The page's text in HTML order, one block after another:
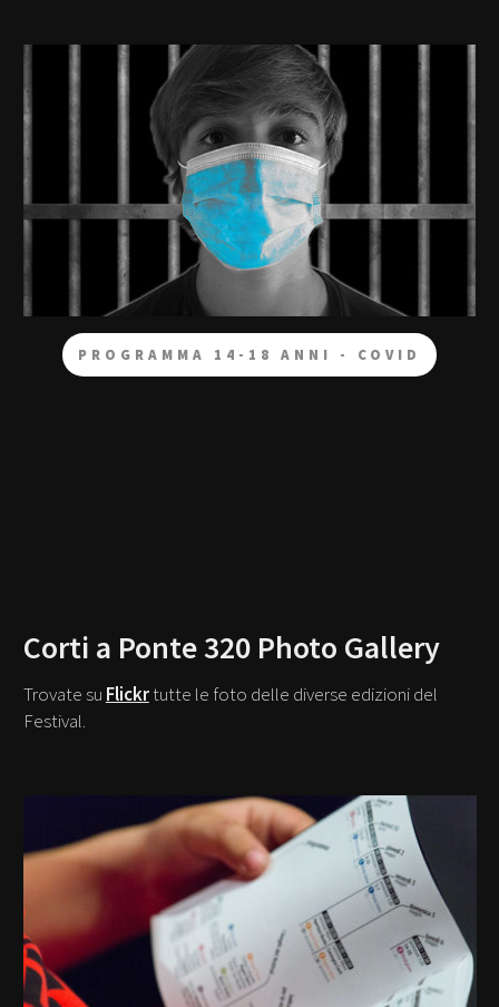
PROGRAMMA 14-18 ANNI - COVID
Corti a Ponte 320 Photo Gallery
Trovate su Flickrtutte le foto delle diverse edizioni del
Festival.